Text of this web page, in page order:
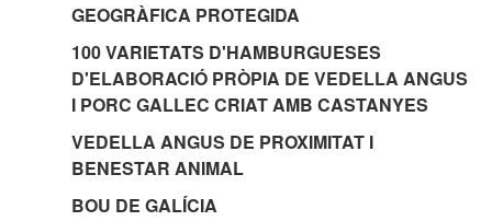
GEOGRÀFICA PROTEGIDA
100 VARIETATS D'HAMBURGUESES
D'ELABORACIÓ PRÒPIA DE VEDELLA ANGUS
I PORC GALLEC CRIAT AMB CASTANYES
VEDELLA ANGUS DE PROXIMITAT I
BENESTAR ANIMAL
BOU DE GALÍCIA